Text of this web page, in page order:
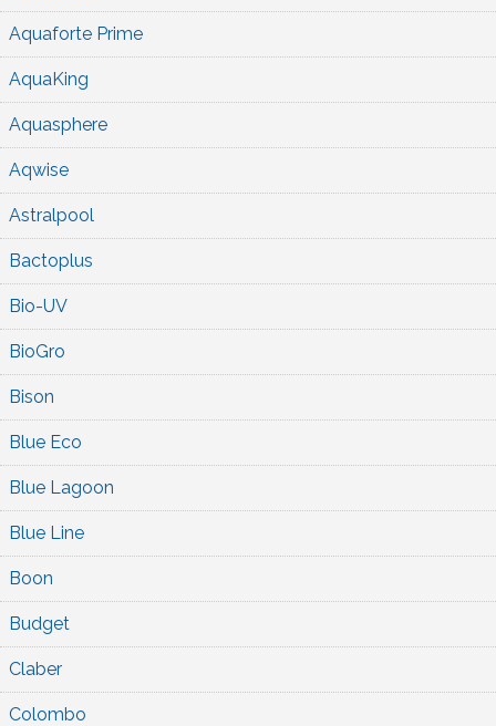
Aquaforte Prime
AquaKing
Aquasphere
Aqwise
Astralpool
Bactoplus
Bio-UV
BioGro
Bison
Blue Eco
Blue Lagoon
Blue Line
Boon
Budget
Claber
Colombo